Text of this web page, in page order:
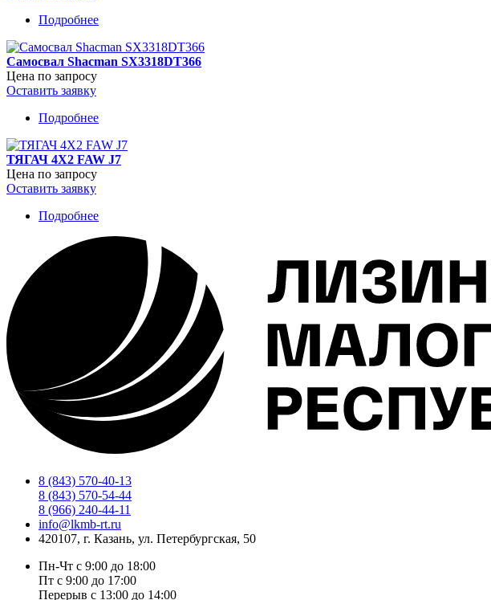
Подробнее
SHACMAN
SX33186V366
Самосвал Shacman SX3318DT366
Цена по запросу
Оставить заявку
Подробнее
Shacman
SX3318DT366
ТЯГАЧ 4Х2 FAW J7
Цена по запросу
Оставить заявку
Подробнее
8 (843) 570-40-13
8 (843) 570-54-44
8 (966) 240-44-11
info@lkmb-rt.ru
420107, г. Казань, ул. Петербургская, 50
Пн-Чт с 9:00 до 18:00
Пт с 9:00 до 17:00
Перерыв с 13:00 до 14:00